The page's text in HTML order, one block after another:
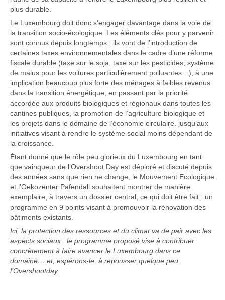
plus durable.
Le Luxembourg doit donc s’engager davantage dans la voie de
la transition socio-écologique. Les éléments clés pour y parvenir
sont connus depuis longtemps : ils vont de l’introduction de
certaines taxes environnementales dans le cadre d’une réforme
fiscale durable (taxe sur le soja, taxe sur les pesticides, système
de malus pour les voitures particulièrement polluantes…), à une
implication beaucoup plus forte des ménages à faibles revenus
dans la transition énergétique, en passant par la priorité
accordée aux produits biologiques et régionaux dans toutes les
cantines publiques, la promotion de l’agriculture biologique et
les projets dans le domaine de l’économie circulaire. jusqu’aux
initiatives visant à rendre le système social moins dépendant de
la croissance.
Étant donné que le rôle peu glorieux du Luxembourg en tant
que vainqueur de l’Overshoot Day est déploré et discuté depuis
des années sans que rien ne change, le Mouvement Ecologique
et l’Oekozenter Pafendall souhaitent montrer de manière
exemplaire, à travers un dossier central, ce qui doit être fait : un
programme en 9 points visant à promouvoir la rénovation des
bâtiments existants.
Ici, la protection des ressources et du climat va de pair avec les
aspects sociaux : le programme proposé vise à contribuer
concrètement à faire avancer le Luxembourg dans ce
domaine… et, espérons-le, à repousser quelque peu
l’Overshootday.